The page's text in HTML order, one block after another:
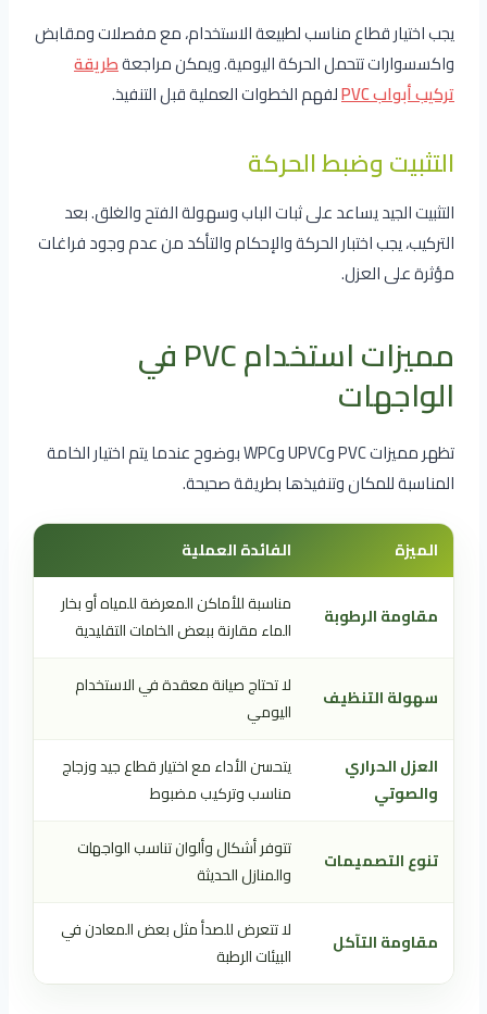
يجب اختيار قطاع مناسب لطبيعة الاستخدام، مع مفصلات ومقابض
واكسسوارات تتحمل الحركة اليومية. ويمكن مراجعةطريقة
تركيب أبواب PVC
لفهم الخطوات العملية قبل التنفيذ.
التثبيت وضبط الحركة
التثبيت الجيد يساعد على ثبات الباب وسهولة الفتح والغلق. بعد
التركيب، يجب اختبار الحركة والإحكام والتأكد من عدم وجود فراغات
مؤثرة على العزل.
مميزات استخدام PVC في
الواجهات
تظهر مميزات PVC وUPVC وWPC بوضوح عندما يتم اختيار الخامة
المناسبة للمكان وتنفيذها بطريقة صحيحة.
الميزة الفائدة العملية
مقاومة الرطوبة
مناسبة للأماكن المعرضة للمياه أو بخار
الماء مقارنة ببعض الخامات التقليدية
سهولة التنظيف
لا تحتاج صيانة معقدة في الاستخدام
اليومي
العزل الحراري
والصوتي
يتحسن الأداء مع اختيار قطاع جيد وزجاج
مناسب وتركيب مضبوط
تنوع التصميمات
تتوفر أشكال وألوان تناسب الواجهات
والمنازل الحديثة
مقاومة التآكل
لا تتعرض للصدأ مثل بعض المعادن في
البيئات الرطبة